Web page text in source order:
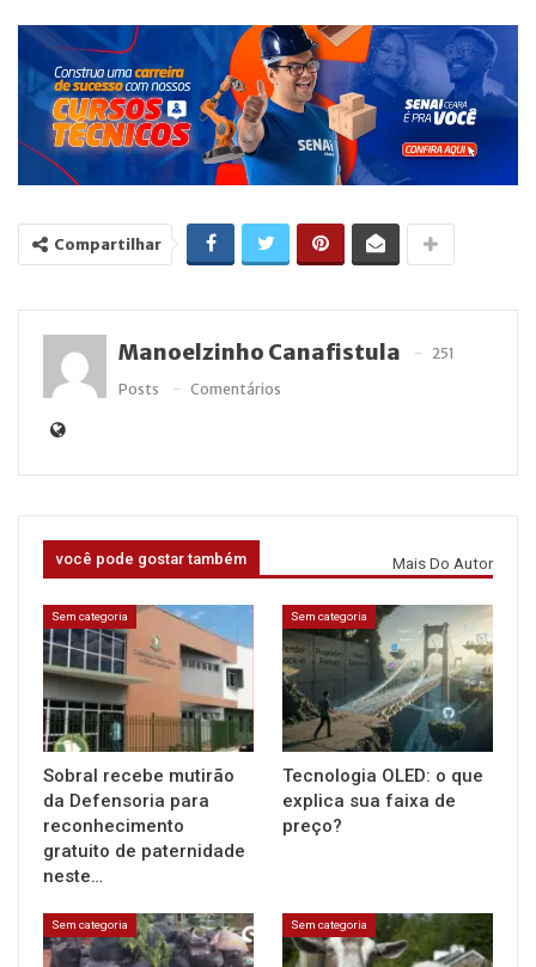
Compartilhar
Manoelzinho Canafistula
251
Posts
Comentários
você pode gostar também Mais Do Autor
Sem categoria
Sobral recebe mutirão
da Defensoria para
reconhecimento
gratuito de paternidade
neste…
Sem categoria
Tecnologia OLED: o que
explica sua faixa de
preço?
Sem categoria Sem categoria